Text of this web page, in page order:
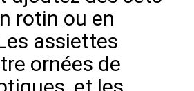
rotin ou en
assiettes
ornées de